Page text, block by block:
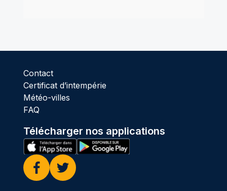
Contact
Certificat d’intempérie
Météo-villes
FAQ
Télécharger nos applications
Facebook
Twitter